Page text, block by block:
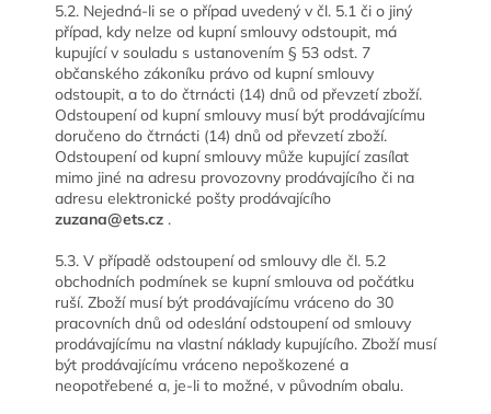
5.2. Nejedná-li se o případ uvedený v čl. 5.1 či o jiný
případ, kdy nelze od kupní smlouvy odstoupit, má
kupující v souladu s ustanovením § 53 odst. 7
občanského zákoníku právo od kupní smlouvy
odstoupit, a to do čtrnácti (14) dnů od převzetí zboží.
Odstoupení od kupní smlouvy musí být prodávajícímu
doručeno do čtrnácti (14) dnů od převzetí zboží.
Odstoupení od kupní smlouvy může kupující zasílat
mimo jiné na adresu provozovny prodávajícího či na
adresu elektronické pošty prodávajícího
zuzana@ets.cz .
5.3. V případě odstoupení od smlouvy dle čl. 5.2
obchodních podmínek se kupní smlouva od počátku
ruší. Zboží musí být prodávajícímu vráceno do 30
pracovních dnů od odeslání odstoupení od smlouvy
prodávajícímu na vlastní náklady kupujícího. Zboží musí
být prodávajícímu vráceno nepoškozené a
neopotřebené a, je-li to možné, v původním obalu.